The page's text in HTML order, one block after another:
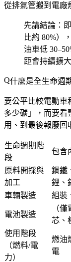
從排氣管搬到電廠
先講結論：
比約 80%）
油車低
距會持續擴大
什麼是全生命週
要公平比較電動車
多少碳」，而要看
用、到最後報廢回
生命週期階
段
包含
原料開採與
加工
鋼鐵
鋰、
車輛製造 組裝
電池製造
（
芯、
使用階段
（燃料/電
力）
燃油
電